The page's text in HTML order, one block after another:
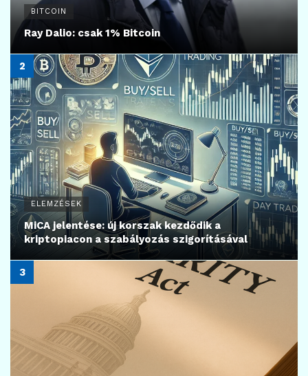
BITCOIN
Ray Dalio: csak 1% Bitcoin
ELEMZÉSEK
MiCA jelentése: új korszak kezdődik a
kriptopiacon a szabályozás szigorításával